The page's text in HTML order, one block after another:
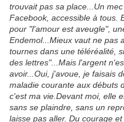
trouvait pas sa place...Un
Facebook, accessible à tous.
pour "l'amour est aveugle",
Endemol...Mieux vaut ne pas
tournes dans une téléréalité,
des lettres"...Mais l'argent
avoir...Oui, j'avoue, je faisais
maladie courante aux débuts
c'est ma vie.Devant moi, elle
sans se plaindre, sans un
laisse pas aller. Du courage